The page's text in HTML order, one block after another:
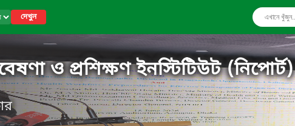
দেখুন
ও প্রশিক্ষণ ইনস্টিটিউট (নিপোর্ট)